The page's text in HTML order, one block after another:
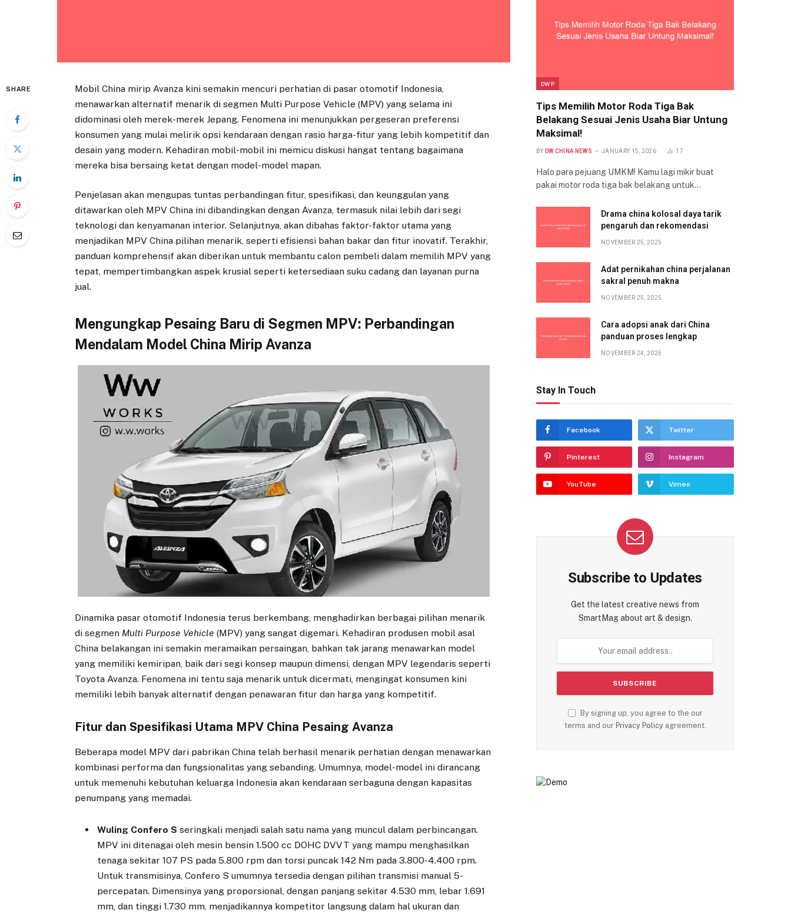
SHARE
Mobil China mirip Avanza kini semakin mencuri perhatian di pasar otomotif Indonesia,
menawarkan alternatif menarik di segmen Multi Purpose Vehicle (MPV) yang selama ini
didominasi oleh merek-merek Jepang. Fenomena ini menunjukkan pergeseran preferensi
konsumen yang mulai melirik opsi kendaraan dengan rasio harga-fitur yang lebih kompetitif dan
desain yang modern. Kehadiran mobil-mobil ini memicu diskusi hangat tentang bagaimana
mereka bisa bersaing ketat dengan model-model mapan.
Penjelasan akan mengupas tuntas perbandingan fitur, spesifikasi, dan keunggulan yang
ditawarkan oleh MPV China ini dibandingkan dengan Avanza, termasuk nilai lebih dari segi
teknologi dan kenyamanan interior. Selanjutnya, akan dibahas faktor-faktor utama yang
menjadikan MPV China pilihan menarik, seperti efisiensi bahan bakar dan fitur inovatif. Terakhir,
panduan komprehensif akan diberikan untuk membantu calon pembeli dalam memilih MPV yang
tepat, mempertimbangkan aspek krusial seperti ketersediaan suku cadang dan layanan purna
jual.
Mengungkap Pesaing Baru di Segmen MPV: Perbandingan
Mendalam Model China Mirip Avanza
Dinamika pasar otomotif Indonesia terus berkembang, menghadirkan berbagai pilihan menarik
di segmen Multi Purpose Vehicle (MPV) yang sangat digemari. Kehadiran produsen mobil asal
China belakangan ini semakin meramaikan persaingan, bahkan tak jarang menawarkan model
yang memiliki kemiripan, baik dari segi konsep maupun dimensi, dengan MPV legendaris seperti
Toyota Avanza. Fenomena ini tentu saja menarik untuk dicermati, mengingat konsumen kini
memiliki lebih banyak alternatif dengan penawaran fitur dan harga yang kompetitif.
Fitur dan Spesifikasi Utama MPV China Pesaing Avanza
Beberapa model MPV dari pabrikan China telah berhasil menarik perhatian dengan menawarkan
kombinasi performa dan fungsionalitas yang sebanding. Umumnya, model-model ini dirancang
untuk memenuhi kebutuhan keluarga Indonesia akan kendaraan serbaguna dengan kapasitas
penumpang yang memadai.
Wuling Confero S seringkali menjadi salah satu nama yang muncul dalam perbincangan.
MPV ini ditenagai oleh mesin bensin 1.500 cc DOHC DVVT yang mampu menghasilkan
tenaga sekitar 107 PS pada 5.800 rpm dan torsi puncak 142 Nm pada 3.800-4.400 rpm.
Untuk transmisinya, Confero S umumnya tersedia dengan pilihan transmisi manual 5-
percepatan. Dimensinya yang proporsional, dengan panjang sekitar 4.530 mm, lebar 1.691
mm, dan tinggi 1.730 mm, menjadikannya kompetitor langsung dalam hal ukuran dan
DWP
Tips Memilih Motor Roda Tiga Bak
Belakang Sesuai Jenis Usaha Biar Untung
Maksimal!
BY DW CHINA NEWS JANUARY 15, 2026 17
Halo para pejuang UMKM! Kamu lagi mikir buat
pakai motor roda tiga bak belakang untuk…
Drama china kolosal daya tarik
pengaruh dan rekomendasi
NOVEMBER 25, 2025
Adat pernikahan china perjalanan
sakral penuh makna
NOVEMBER 25, 2025
Cara adopsi anak dari China
panduan proses lengkap
NOVEMBER 24, 2025
Stay In Touch
Facebook Twitter
Pinterest Instagram
YouTube Vimeo
Subscribe to Updates
Get the latest creative news from
SmartMag about art & design.
By signing up, you agree to the our
terms and our Privacy Policyagreement.